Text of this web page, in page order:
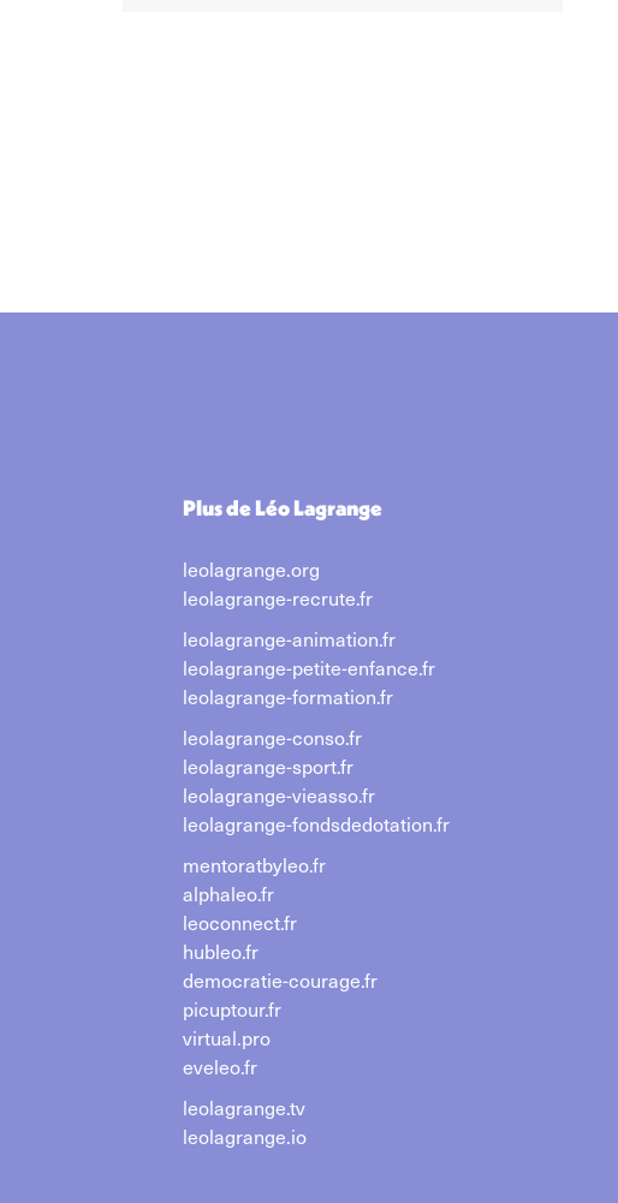
Plus de Léo Lagrange
leolagrange.org
leolagrange-recrute.fr
leolagrange-animation.fr
leolagrange-petite-enfance.fr
leolagrange-formation.fr
leolagrange-conso.fr
leolagrange-sport.fr
leolagrange-vieasso.fr
leolagrange-fondsdedotation.fr
mentoratbyleo.fr
alphaleo.fr
leoconnect.fr
hubleo.fr
democratie-courage.fr
picuptour.fr
virtual.pro
eveleo.fr
leolagrange.tv
leolagrange.io